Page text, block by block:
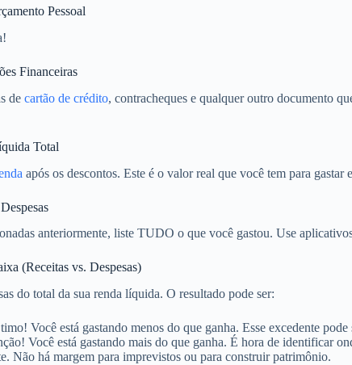
Pessoal
Financeiras
de cartão de crédito, contracheques e qualquer outro documento
Total
após os descontos. Este é o valor real que você tem para gastar
anteriormente, liste TUDO o que você gastou. Use
(Receitas vs. Despesas)
do total da sua renda líquida. O resultado pode ser:
Você está gastando menos do que ganha. Esse excedente
Você está gastando mais do que ganha. É hora de identificar
Não há margem para imprevistos ou para construir patrimônio.